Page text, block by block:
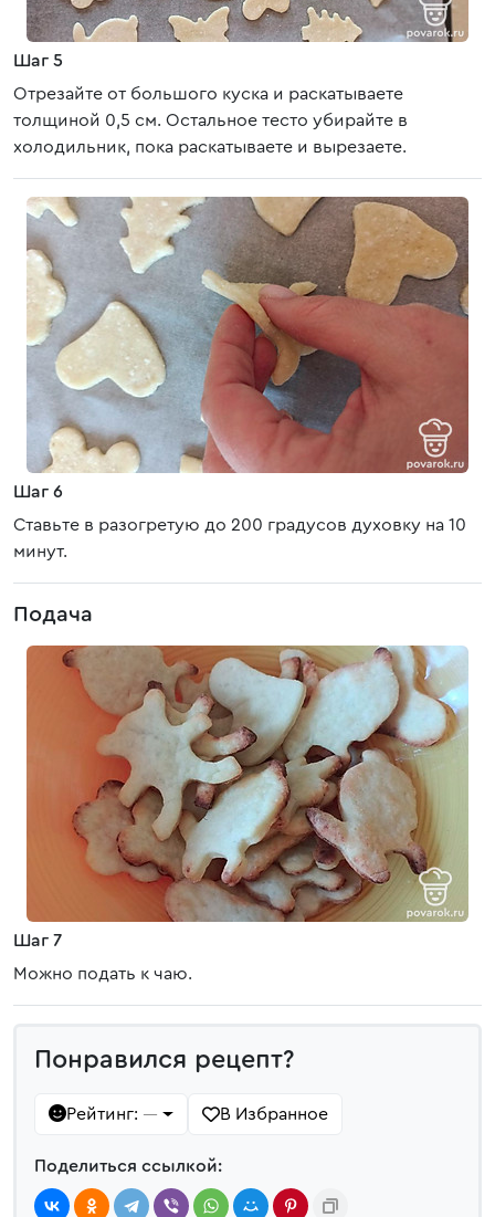
Шаг 5
Отрезайте от большого куска и раскатываете
толщиной 0,5 см. Остальное тесто убирайте в
холодильник, пока раскатываете и вырезаете.
Шаг 6
Ставьте в разогретую до 200 градусов духовку на 10
минут.
Подача
Шаг 7
Можно подать к чаю.
Понравился рецепт?
Рейтинг: — В Избранное
Поделиться ссылкой: